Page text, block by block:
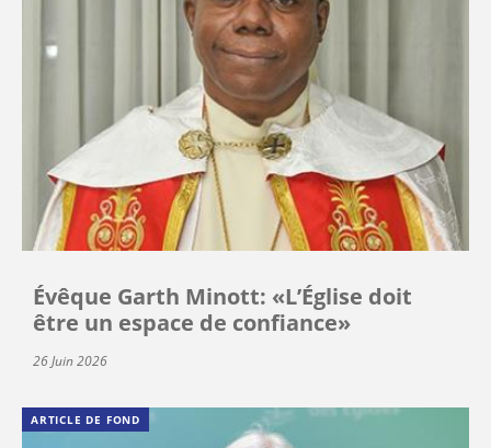
Évêque Garth Minott: «L’Église doit
être un espace de confiance»
26 Juin 2026
ARTICLE DE FOND